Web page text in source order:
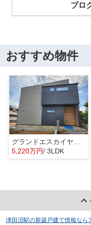
ブロ
おすすめ物件
5,220万円/ 3LDK
津田沼駅の新築戸建て情報なら